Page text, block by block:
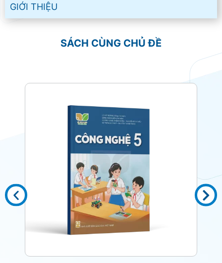
GIỚI THIỆU
SÁCH CÙNG CHỦ ĐỀ